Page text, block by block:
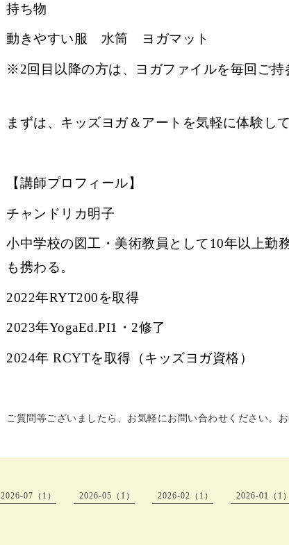
持ち物
動きやすい服 水筒 ヨガマット
※2回目以降の方は、ヨガファイルを毎回ご持
まずは、キッズヨガ＆アートを気軽に体験し
【講師プロフィール】
チャンドリカ明子
小中学校の図工・美術教員として10年以上勤
も携わる。
2022年RYT200を取得
2023年YogaEd.PI1・2修了
2024年 RCYTを取得（キッズヨガ資格）
ご質問等ございましたら、お気軽にお問い合わせください。お
2026-07（1） 2026-05（1） 2026-02（1） 2026-01（1）